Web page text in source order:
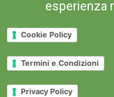
esperienza
Cookie Policy
Termini e Condizioni
Privacy Policy